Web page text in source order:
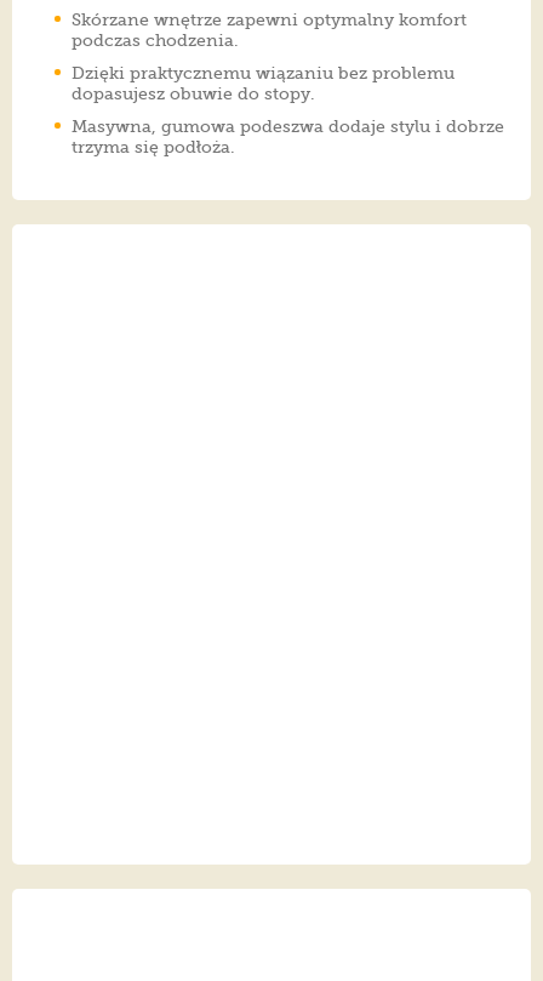
Skórzane wnętrze zapewni optymalny komfort
podczas chodzenia.
Dzięki praktycznemu wiązaniu bez problemu
dopasujesz obuwie do stopy.
Masywna, gumowa podeszwa dodaje stylu i dobrze
trzyma się podłoża.